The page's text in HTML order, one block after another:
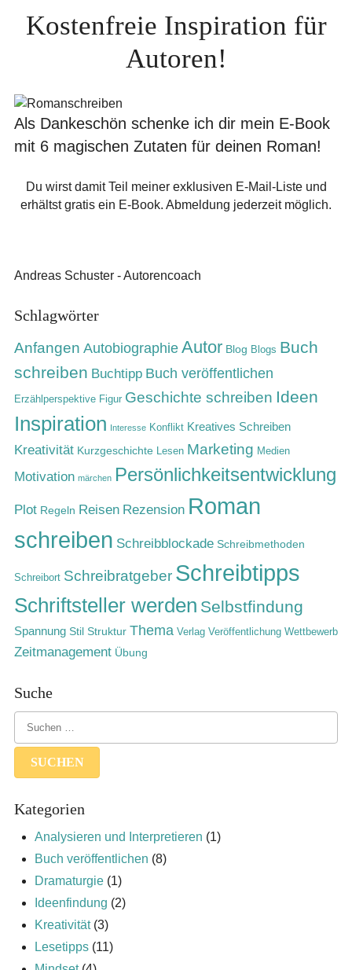
Kostenfreie Inspiration für
Autoren!
Als Dankeschön schenke ich dir mein E-Book
mit 6 magischen Zutaten für deinen Roman!
Du wirst damit Teil meiner exklusiven E-Mail-Liste und
erhältst gratis ein E-Book. Abmeldung jederzeit möglich.
Andreas Schuster - Autorencoach
Schlagwörter
Anfangen Autobiographie Autor Blog Blogs Buch
schreiben Buchtipp Buch veröffentlichen
Erzählperspektive Figur Geschichte schreiben Ideen
Inspiration Interesse Konflikt Kreatives Schreiben
Kreativität Kurzgeschichte Lesen Marketing Medien
Motivation märchen Persönlichkeitsentwicklung
Plot Regeln Reisen Rezension Roman
schreiben Schreibblockade Schreibmethoden
Schreibort Schreibratgeber Schreibtipps
Schriftsteller werden Selbstfindung
Spannung Stil Struktur Thema Verlag Veröffentlichung Wettbewerb
Zeitmanagement Übung
Suche
Kategorien
Analysieren und Interpretieren (1)
Buch veröffentlichen (8)
Dramaturgie(1)
Ideenfindung (2)
Kreativität(3)
Lesetipps(11)